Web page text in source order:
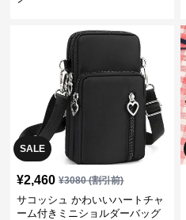
SALE
¥2,460 ¥3080(割引前)
サコッシュ かわいいハートチャ
ーム付きミニショルダーバッグ